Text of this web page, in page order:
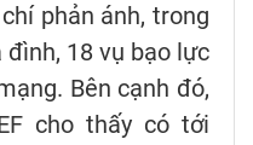
phản ánh, trong
18 vụ bạo lực
Bên cạnh đó,
cho thấy có tới